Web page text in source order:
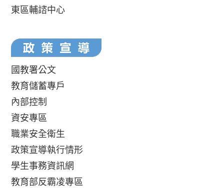
東區輔諮中心
國教署公文
教育儲蓄專戶
內部控制
資安專區
職業安全衛生
政策宣導執行情形
學生事務資訊網
教育部反霸凌專區